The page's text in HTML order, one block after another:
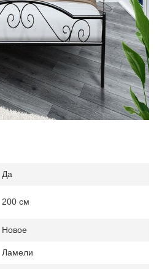
Да
200 см
Новое
Ламели